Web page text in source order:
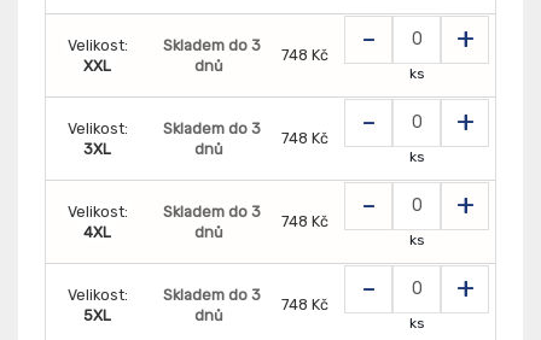
Velikost:
XXL
Skladem do 3
dnů
748 Kč - +
ks
Velikost:
3XL
Skladem do 3
dnů
748 Kč - +
ks
Velikost:
4XL
Skladem do 3
dnů
748 Kč - +
ks
Velikost:
5XL
Skladem do 3
dnů
748 Kč - +
ks